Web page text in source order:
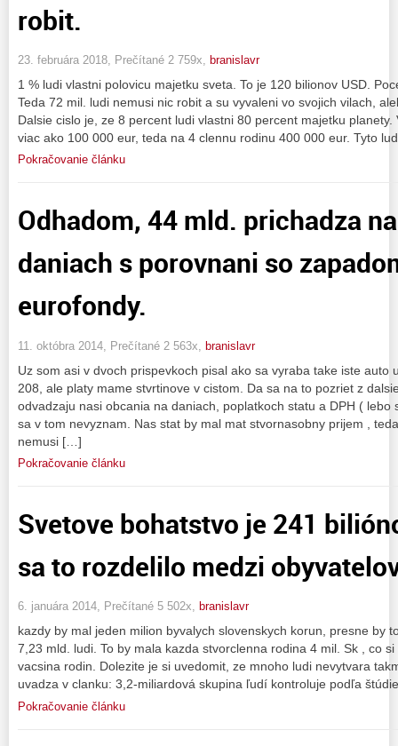
robit.
23. februára 2018, Prečítané 2 759x, branislavr
1 % ludi vlastni polovicu majetku sveta. To je 120 bilionov USD.
Teda 72 mil. ludi nemusi nic robit a su vyvaleni vo svojich vilach,
Dalsie cislo je, ze 8 percent ludi vlastni 80 percent majetku
viac ako 100 000 eur, teda na 4 clennu rodinu 400 000 eur. Tyto
Pokračovanie článku
Odhadom, 44 mld. prichadza
daniach s porovnani so
eurofondy.
11. októbra 2014, Prečítané 2 563x, branislavr
Uz som asi v dvoch prispevkoch pisal ako sa vyraba take iste auto
208, ale platy mame stvrtinove v cistom. Da sa na to pozriet z
odvadzaju nasi obcania na daniach, poplatkoch statu a DPH (
sa v tom nevyznam. Nas stat by mal mat stvornasobny prijem ,
nemusi […]
Pokračovanie článku
Svetove bohatstvo je 241
sa to rozdelilo medzi
6. januára 2014, Prečítané 5 502x, branislavr
kazdy by mal jeden milion byvalych slovenskych korun, presne by
7,23 mld. ludi. To by mala kazda stvorclenna rodina 4 mil. Sk , co
vacsina rodin. Dolezite je si uvedomit, ze mnoho ludi nevytvara
uvadza v clanku: 3,2-miliardová skupina ľudí kontroluje podľa
Pokračovanie článku